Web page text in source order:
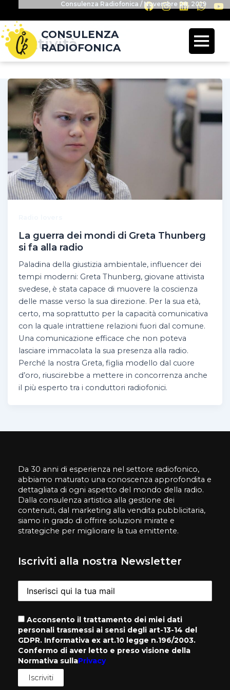
CONSULENZA
RADIOFONICA
attività
La guerra dei mondi di Greta Thunberg
si fa alla radio
Consulenza Radiofonica/ Novembre 28, 2019
Paladina della giustizia ambientale, influencer dei
tempi moderni: Greta Thunberg, giovane attivista
svedese, è stata capace di muovere la coscienza
delle masse verso la sua direzione. Per la sua età,
certo, ma soprattutto per la capacità comunicativa
con la quale intrattiene relazioni fuori dal comune.
Una comunicazione efficace che non poteva
lasciare immacolata la sua presenza alla radio.
Perché la nostra Greta, figlia modello dal cuore
d’oro, riuscirebbe a mettere in concorrenza anche
il più esperto tra i conduttori radiofonici.
Da 30 anni di esperienza nel settore radiofonico,
abbiamo maturato una conoscenza approfondita e
dettagliata di ogni aspetto del mondo della radio.
Dalla consulenza artistica alla gestione dei
contenuti, dal marketing alla vendita pubblicitaria,
siamo in grado di offrire soluzioni mirate e
strategiche per migliorare la tua emittente.
Iscriviti alla nostra Newsletter
Acconsento il trattamento dei miei dati
personali trasmessi ai sensi degli art-13-14 del
GDPR. Informativa ex art.10 legge n.196/2003.
Confermo di aver letto e preso visione della
Normativa sullaPrivacy